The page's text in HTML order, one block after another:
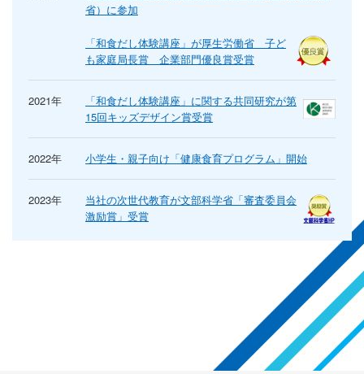
省）に参加
「和食だし体験講座」が厚生労働省 子ど
も家庭局長賞 企業部門優良賞受賞
2021年
「和食だし体験講座」に関する共同研究が第
15回キッズデザイン賞受賞
2022年 小学生・親子向け「健康食育プログラム」開始
2023年
当社の次世代教育が文部科学省「審査委員会
激励賞」受賞